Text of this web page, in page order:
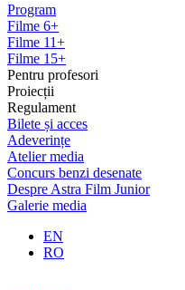
Program
Filme 6+
Filme 11+
Filme 15+
Pentru profesori
Proiecții
Regulament
Bilete și acces
Adeverințe
Atelier media
Concurs benzi desenate
Despre Astra Film Junior
Galerie media
EN
RO